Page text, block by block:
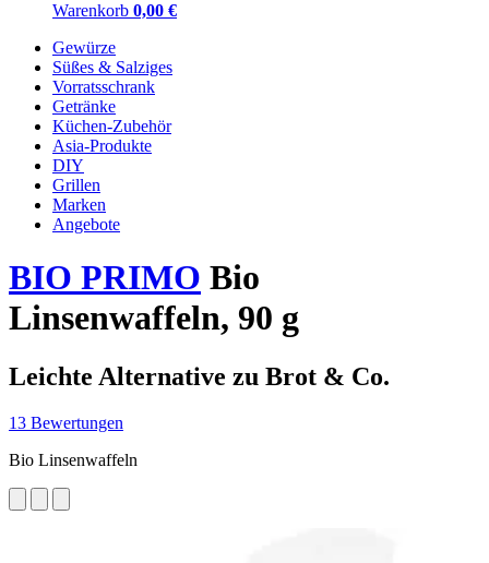
Warenkorb 0,00 €
Gewürze
Süßes & Salziges
Vorratsschrank
Getränke
Küchen-Zubehör
Asia-Produkte
DIY
Grillen
Marken
Angebote
BIO PRIMO Bio
Linsenwaffeln, 90 g
Leichte Alternative zu Brot & Co.
13 Bewertungen
Bio Linsenwaffeln